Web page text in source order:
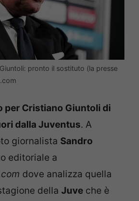
pronto il sostituto (la presse
per Cristiano Giuntoli di
dalla Juventus. A
giornalista Sandro
editoriale a
dove analizza quella
della Juve che è